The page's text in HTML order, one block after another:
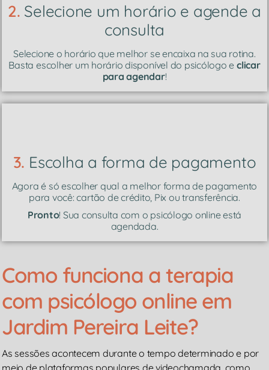
2. Selecione um horário e agende a
consulta
Selecione o horário que melhor se encaixa na sua rotina.
Basta escolher um horário disponível do psicólogo e clicar
para agendar!
3. Escolha a forma de pagamento
Agora é só escolher qual a melhor forma de pagamento
para você: cartão de crédito, Pix ou transferência.
Pronto! Sua consulta com o psicólogo online está
agendada.
Como funciona a terapia
com psicólogo online em
Jardim Pereira Leite?
As sessões acontecem durante o tempo determinado e por
meio de plataformas populares de videochamada, como